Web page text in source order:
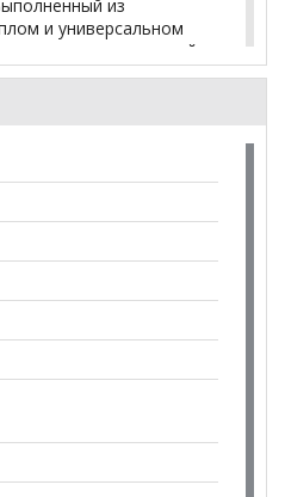
из
и универсальном
этот открытый
интерьеру легкости и
габаритах
2000 мм, глубина 300
потрясающей
радиусных
быстрый и
подходя для
книг,
спортивных
о том, как купить
завершение
+79292022735.